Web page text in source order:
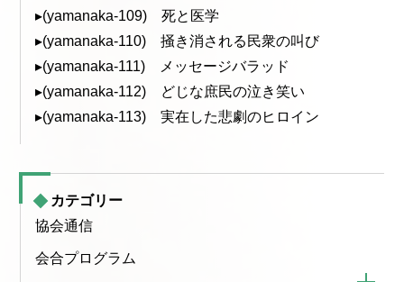
▸(yamanaka-109) 死と医学
▸(yamanaka-110) 掻き消される民衆の叫び
▸(yamanaka-111) メッセージバラッド
▸(yamanaka-112) どじな庶民の泣き笑い
▸(yamanaka-113) 実在した悲劇のヒロイン
カテゴリー
協会通信
会合プログラム